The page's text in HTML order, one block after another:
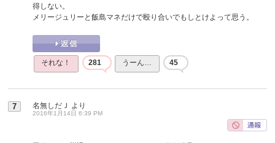
得しない。
メリージュリーと飯島マネだけで殴り合いでもしとけよって思う。
それな！ 281 うーん… 45
7 名無しだＪ より
2016年1月14日 6:39 PM